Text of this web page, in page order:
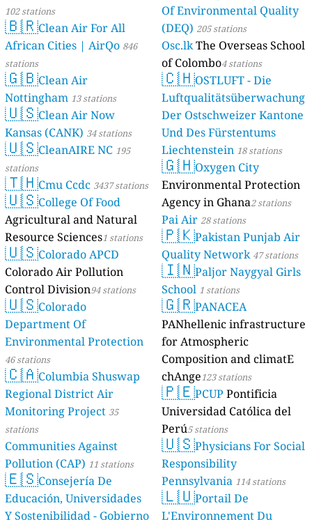
102 stations
🇧🇷Clean Air For All
African Cities | AirQo 846
stations
🇬🇧Clean Air
Nottingham 13 stations
🇺🇸Clean Air Now
Kansas (CANK) 34 stations
🇺🇸CleanAIRE NC 195
stations
🇹🇭Cmu Ccdc 3437 stations
🇺🇸College Of Food
Agricultural and Natural
Resource Sciences1 stations
🇺🇸Colorado APCD
Colorado Air Pollution
Control Division94 stations
🇺🇸Colorado
Department Of
Environmental Protection
46 stations
🇨🇦Columbia Shuswap
Regional District Air
Monitoring Project 35
stations
Communities Against
Pollution (CAP) 11 stations
🇪🇸Consejería De
Educación, Universidades
Y Sostenibilidad - Gobierno
Of Environmental Quality
(DEQ) 205 stations
Osc.lkThe Overseas School
of Colombo4 stations
🇨🇭OSTLUFT - Die
Luftqualitätsüberwachung
Der Ostschweizer Kantone
Und Des Fürstentums
Liechtenstein 18 stations
🇬🇭Oxygen City
Environmental Protection
Agency in Ghana2 stations
Pai Air 28 stations
🇵🇰Pakistan Punjab Air
Quality Network 47 stations
🇮🇳Paljor Naygyal Girls
School 1 stations
🇬🇷PANACEA
PANhellenic infrastructure
for Atmospheric
Composition and climatE
chAnge123 stations
🇵🇪PCUP Pontificia
Universidad Católica del
Perú5 stations
🇺🇸Physicians For Social
Responsibility
Pennsylvania 114 stations
🇱🇺Portail De
L'Environnement Du